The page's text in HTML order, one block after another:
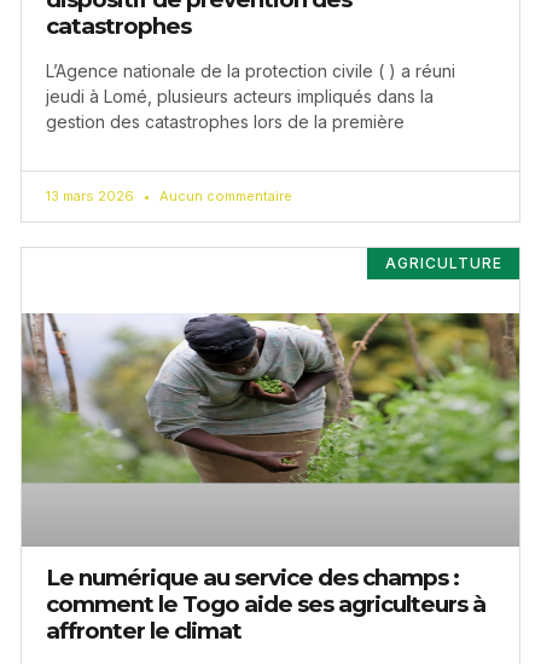
catastrophes
L’Agence nationale de la protection civile ( ) a réuni
jeudi à Lomé, plusieurs acteurs impliqués dans la
gestion des catastrophes lors de la première
13 mars 2026 Aucun commentaire
AGRICULTURE
Le numérique au service des champs :
comment le Togo aide ses agriculteurs à
affronter le climat